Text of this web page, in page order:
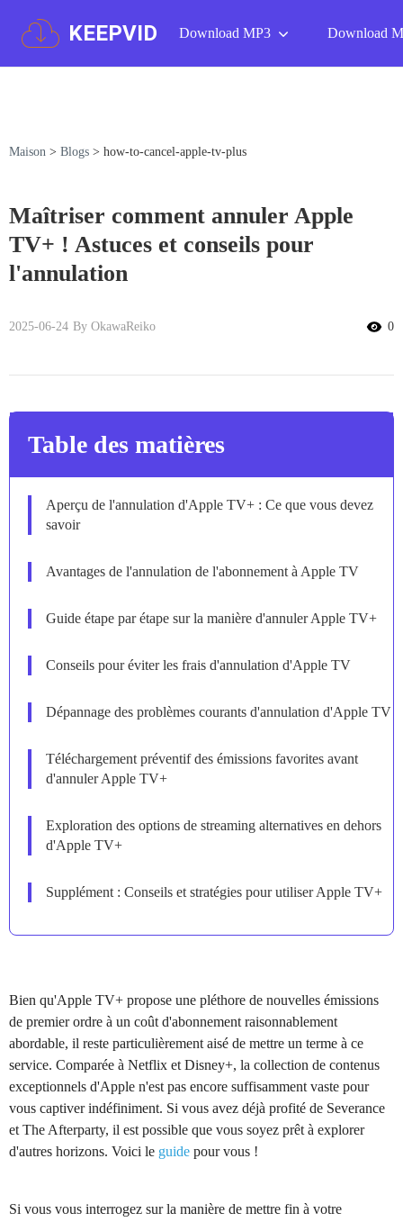
KEEPVID Download MP3 Download
Maison > Blogs > how-to-cancel-apple-tv-plus
Maîtriser comment annuler Apple
TV+ ! Astuces et conseils pour
l'annulation
2025-06-24 By OkawaReiko 0
Table des matières
Aperçu de l'annulation d'Apple TV+ : Ce que vous devez
savoir
Avantages de l'annulation de l'abonnement à Apple TV
Guide étape par étape sur la manière d'annuler Apple TV+
Conseils pour éviter les frais d'annulation d'Apple TV
Dépannage des problèmes courants d'annulation d'Apple TV
Téléchargement préventif des émissions favorites avant
d'annuler Apple TV+
Exploration des options de streaming alternatives en dehors
d'Apple TV+
Supplément : Conseils et stratégies pour utiliser Apple TV+
Bien qu'Apple TV+ propose une pléthore de nouvelles émissions
de premier ordre à un coût d'abonnement raisonnablement
abordable, il reste particulièrement aisé de mettre un terme à ce
service. Comparée à Netflix et Disney+, la collection de contenus
exceptionnels d'Apple n'est pas encore suffisamment vaste pour
vous captiver indéfiniment. Si vous avez déjà profité de Severance
et The Afterparty, il est possible que vous soyez prêt à explorer
d'autres horizons. Voici le guide pour vous !
Si vous vous interrogez sur la manière de mettre fin à votre